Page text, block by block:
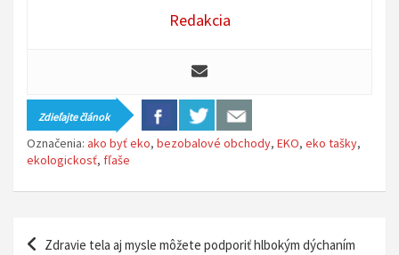
Redakcia
Zdieľajte článok
Označenia: ako byť eko, bezobalové obchody, EKO, eko tašky,
ekologickosť, fľaše
Zdravie tela aj mysle môžete podporiť hlbokým dýchaním